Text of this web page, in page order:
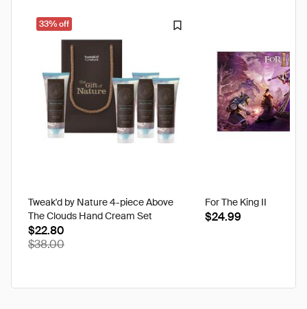
33% off
Tweak'd by Nature 4-piece Above
The Clouds Hand Cream Set
$22.80
$38.00
For The King II
$24.99